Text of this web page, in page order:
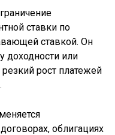
ставки по
ставкой. Он
доходности или
рост платежей
облигациях